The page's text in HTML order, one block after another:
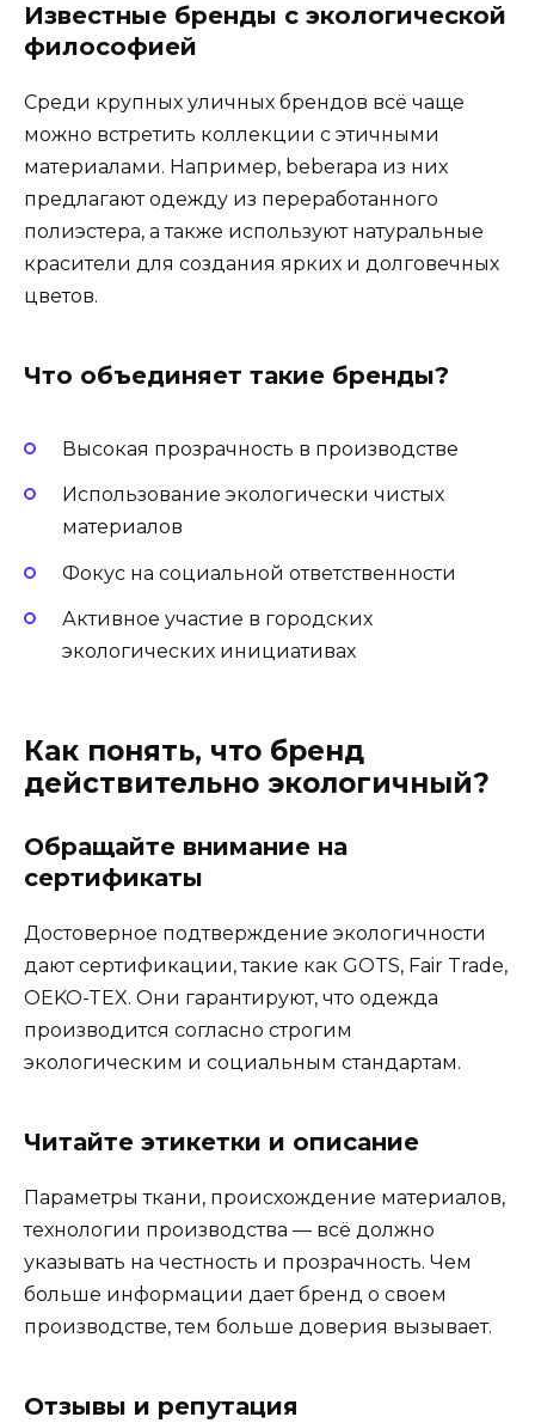
Известные бренды с экологической
философией
Среди крупных уличных брендов всё чаще
можно встретить коллекции с этичными
материалами. Например, beberapa из них
предлагают одежду из переработанного
полиэстера, а также используют натуральные
красители для создания ярких и долговечных
цветов.
Что объединяет такие бренды?
Высокая прозрачность в производстве
Использование экологически чистых
материалов
Фокус на социальной ответственности
Активное участие в городских
экологических инициативах
Как понять, что бренд
действительно экологичный?
Обращайте внимание на
сертификаты
Достоверное подтверждение экологичности
дают сертификации, такие как GOTS, Fair Trade,
OEKO-TEX. Они гарантируют, что одежда
производится согласно строгим
экологическим и социальным стандартам.
Читайте этикетки и описание
Параметры ткани, происхождение материалов,
технологии производства — всё должно
указывать на честность и прозрачность. Чем
больше информации дает бренд о своем
производстве, тем больше доверия вызывает.
Отзывы и репутация